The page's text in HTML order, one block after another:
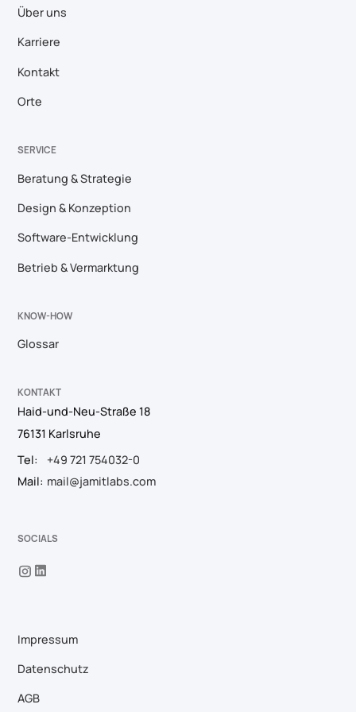
Über uns
Karriere
Kontakt
Orte
SERVICE
Beratung & Strategie
Design & Konzeption
Software-Entwicklung
Betrieb & Vermarktung
KNOW-HOW
Glossar
KONTAKT
Haid-und-Neu-Straße 18
76131 Karlsruhe
Tel:
+49 721 754032-0
Mail: mail@jamitlabs.com
SOCIALS
Impressum
Datenschutz
AGB